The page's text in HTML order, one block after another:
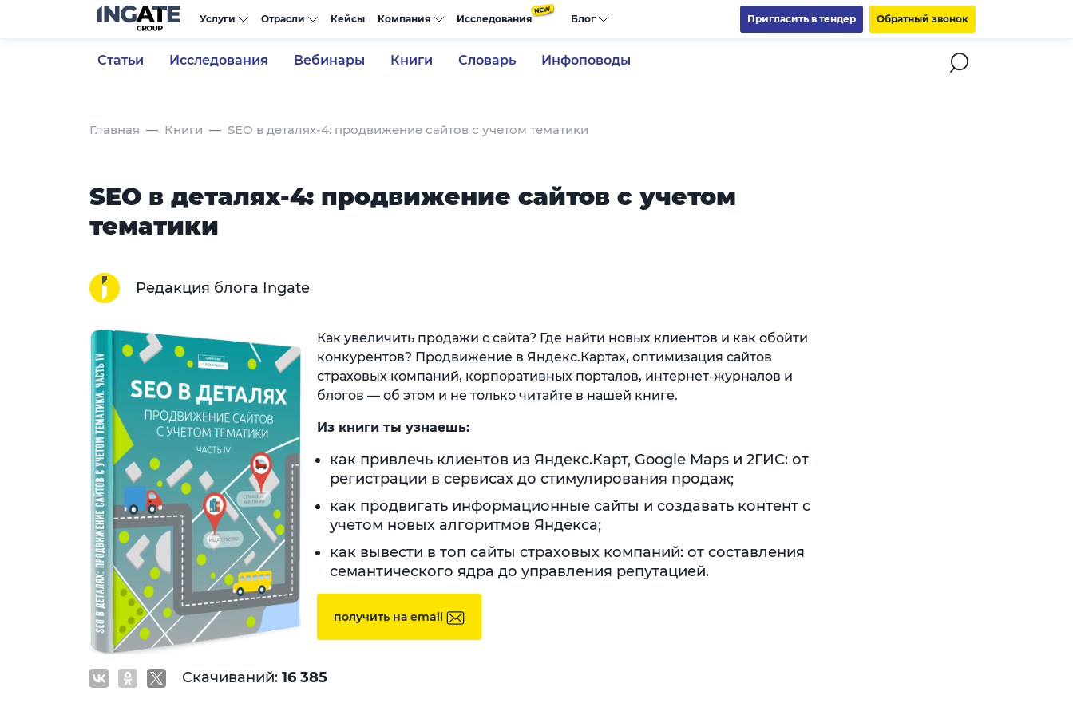
Услуги Отрасли Кейсы Компания Исследования Блог Пригласить в тендер Обратный звонок
Статьи Исследования Вебинары Книги Словарь Инфоповоды
Главная Книги SEO в деталях-4: продвижение сайтов с учетом тематики
SEO в деталях-4: продвижение сайтов с учетом
тематики
Редакция блога Ingate
Как увеличить продажи с сайта? Где найти новых клиентов и как обойти
конкурентов? Продвижение в Яндекс.Картах, оптимизация сайтов
страховых компаний, корпоративных порталов, интернет-журналов и
блогов — об этом и не только читайте в нашей книге.
Из книги ты узнаешь:
как привлечь клиентов из Яндекс.Карт, Google Maps и 2ГИС: от
регистрации в сервисах до стимулирования продаж;
как продвигать информационные сайты и создавать контент с
учетом новых алгоритмов Яндекса;
как вывести в топ сайты страховых компаний: от составления
семантического ядра до управления репутацией.
получить на email
Скачиваний: 16 385